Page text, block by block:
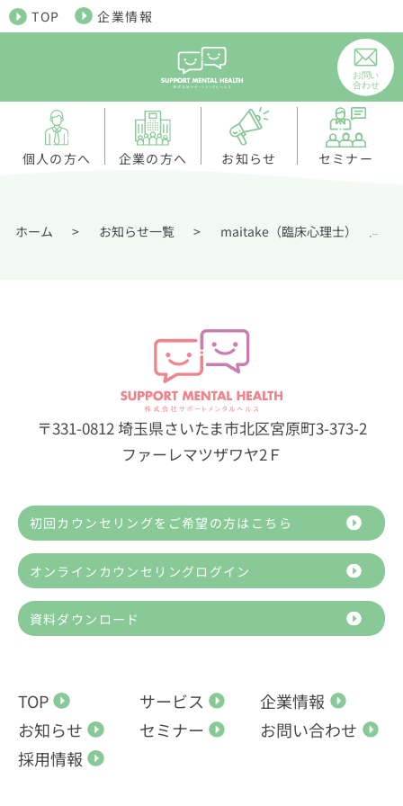
TOP 企業情報
個人の方へ 企業の方へ お知らせ セミナー
ホーム > お知らせ一覧 > maitake（臨床心理士） ,
〒331-0812 埼玉県さいたま市北区宮原町3-373-2
ファーレマツザワヤ2Ｆ
初回カウンセリングをご希望の方はこちら
オンラインカウンセリングログイン
資料ダウンロード
TOP サービス
企業情報
お知らせ
セミナー
お問い合わせ
採用情報